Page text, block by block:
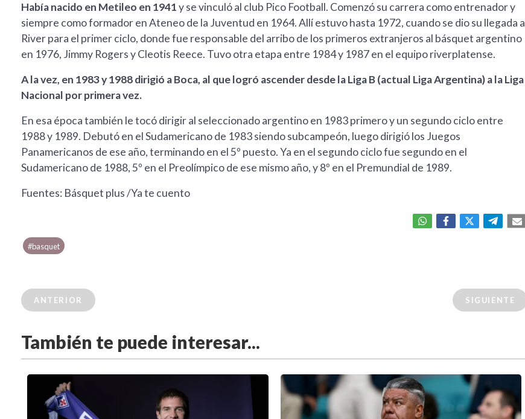
Había nacido en Metileo en 1941y se vinculó al club Pico Football. Comenzó su carrera como entrenador y
siempre como formador en Ateneo de la Juventud en 1964. Allí estuvo hasta 1972, cuando se dio su llegada a
River para el primer ciclo, donde fue responsable del arribo de los primeros extranjeros al básquet argentino
en 1976, Jimmy Rogers y Cleotis Reece. Tuvo otra etapa entre 1984 y 1987 en el equipo riverplatense.
A la vez, en 1983 y 1988 dirigió a Boca, al que logró ascender desde la Liga B (actual Liga Argentina) a la Liga
Nacional por primera vez.
En esa época también le tocó dirigir al seleccionado argentino en 1983 primero y un segundo ciclo entre
1988 y 1989. Debutó en el Sudamericano de 1983 siendo subcampeón, luego dirigió los Juegos
Panamericanos de ese año, terminando en el 5º puesto. Ya en el segundo ciclo fue segundo en el
Sudamericano de 1988, 5º en el Preolímpico de ese mismo año, y 8º en el Premundial de 1989.
Fuentes: Básquet plus /Ya te cuento
#basquet
ANTERIOR SIGUIENTE
También te puede interesar...